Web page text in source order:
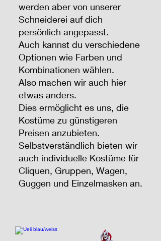
werden aber von unserer
Schneiderei auf dich
persönlich angepasst.
Auch kannst du verschiedene
Optionen wie Farben und
Kombinationen wählen.
Also machen wir auch hier
etwas anders.
Dies ermöglicht es uns, die
Kostüme zu günstigeren
Preisen anzubieten.
Selbstverständlich bieten wir
auch individuelle Kostüme für
Cliquen, Gruppen, Wagen,
Guggen und Einzelmasken an.